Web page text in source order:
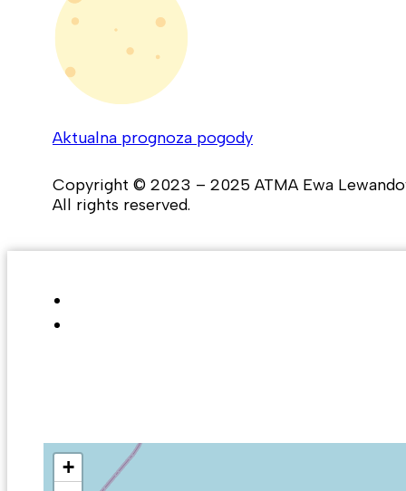
Aktualna prognoza pogody
Copyright © 2023 – 2025 ATMA Ewa
All rights reserved.
+